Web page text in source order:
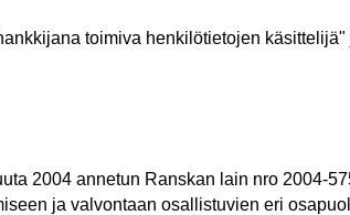
toimiva henkilötietojen
2004 annetun Ranskan lain nro 2004-
ja valvontaan osallistuvien eri